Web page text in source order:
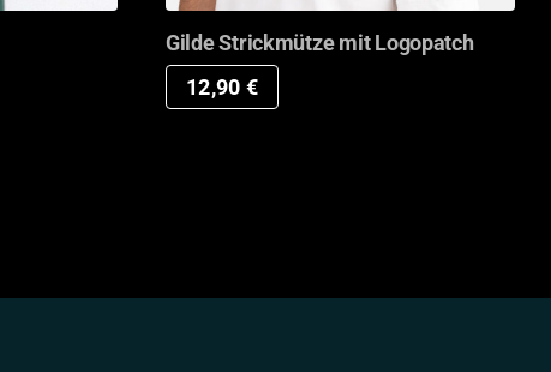
Gilde Strickmütze mit Logopatch
12,90 €